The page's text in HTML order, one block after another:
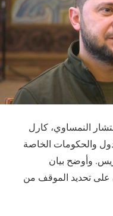
النمساوي، كارل
والحكومات الخاصة
وأوضح بيان
على تحديد الموقف من